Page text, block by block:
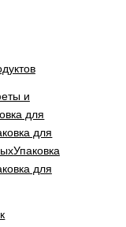
и
для
для
Упаковка
для